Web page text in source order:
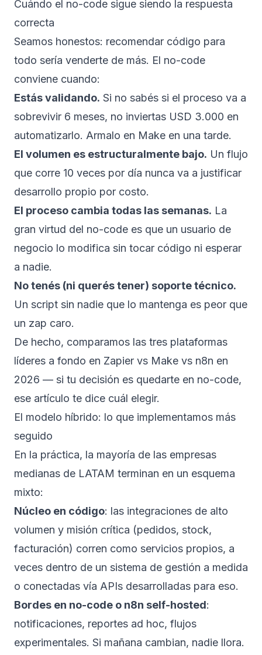
Cuándo el no-code sigue siendo la respuesta
correcta
Seamos honestos: recomendar código para
todo sería venderte de más. El no-code
conviene cuando:
Estás validando. Si no sabés si el proceso va a
sobrevivir 6 meses, no inviertas USD 3.000 en
automatizarlo. Armalo en Make en una tarde.
El volumen es estructuralmente bajo. Un flujo
que corre 10 veces por día nunca va a justificar
desarrollo propio por costo.
El proceso cambia todas las semanas. La
gran virtud del no-code es que un usuario de
negocio lo modifica sin tocar código ni esperar
a nadie.
No tenés (ni querés tener) soporte técnico.
Un script sin nadie que lo mantenga es peor que
un zap caro.
De hecho, comparamos las tres plataformas
líderes a fondo en Zapier vs Make vs n8n en
2026 — si tu decisión es quedarte en no-code,
ese artículo te dice cuál elegir.
El modelo híbrido: lo que implementamos más
seguido
En la práctica, la mayoría de las empresas
medianas de LATAM terminan en un esquema
mixto:
Núcleo en código: las integraciones de alto
volumen y misión crítica (pedidos, stock,
facturación) corren como servicios propios, a
veces dentro de un sistema de gestión a medida
o conectadas vía APIs desarrolladas para eso.
Bordes en no-code o n8n self-hosted:
notificaciones, reportes ad hoc, flujos
experimentales. Si mañana cambian, nadie llora.